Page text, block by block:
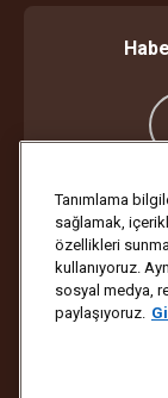
İnternet Sitesi
Telif Hakkı
hakları saklıdır.
E-posta
Tanımlama
sağlamak,
özellikleri
kullanıyoruz.
sosyal medya,
paylaşıyoruz.